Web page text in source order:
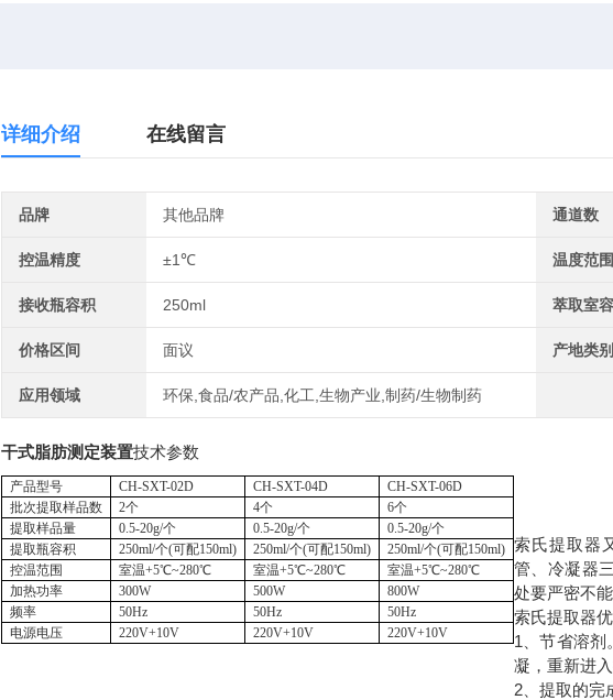
详细介绍 在线留言
品牌 其他品牌 通道数
控温精度 ±1℃ 温度范围
接收瓶容积 250ml 萃取室
价格区间 面议 产地类别
应用领域 环保,食品/农产品,化工,生物产业,制药/生物制药
干式脂肪测定装置技术参数
产品型号 CH-SXT-02D CH-SXT-04D CH-SXT-06D
批次提取样品数
2个 4个
6个
提取样品量
0.5-20g/个 0.5-20g/个
0.5-20g/个
提取瓶容积
250ml/个(可配150ml) 250ml/个(可配150ml)
250ml/个(可配150ml)
控温范围
室温+5℃~280℃ 室温+5℃~280℃ 室温+5℃~280℃
加热功率
300W 500W
800W
频率
50Hz 50Hz
50Hz
电源电压
220V+10V 220V+10V 220V+10V
索氏提取器
管、冷凝器
处要严密不能
索氏提取器优
1、节省溶剂
凝，重新进
2、提取的完